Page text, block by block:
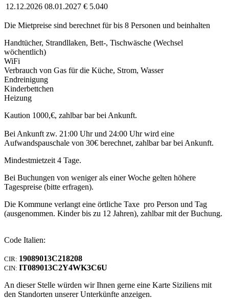
12.12.2026 08.01.2027 € 5.040
Die Mietpreise sind berechnet für bis 8 Personen und beinhalten
Handtücher, Strandllaken, Bett-, Tischwäsche (Wechsel
wöchentlich)
WiFi
Verbrauch von Gas für die Küche, Strom, Wasser
Endreinigung
Kinderbettchen
Heizung
Kaution 1000,€, zahlbar bar bei Ankunft.
Bei Ankunft zw. 21:00 Uhr und 24:00 Uhr wird eine
Aufwandspauschale von 30€ berechnet, zahlbar bar bei Ankunft.
Mindestmietzeit 4 Tage.
Bei Buchungen von weniger als einer Woche gelten höhere
Tagespreise (bitte erfragen).
Die Kommune verlangt eine örtliche Taxe pro Person und Tag
(ausgenommen. Kinder bis zu 12 Jahren), zahlbar mit der Buchung.
Code Italien:
CIR: 19089013C218208
CIN: IT089013C2Y4WK3C6U
An dieser Stelle würden wir Ihnen gerne eine Karte Siziliens mit
den Standorten unserer Unterkünfte anzeigen.